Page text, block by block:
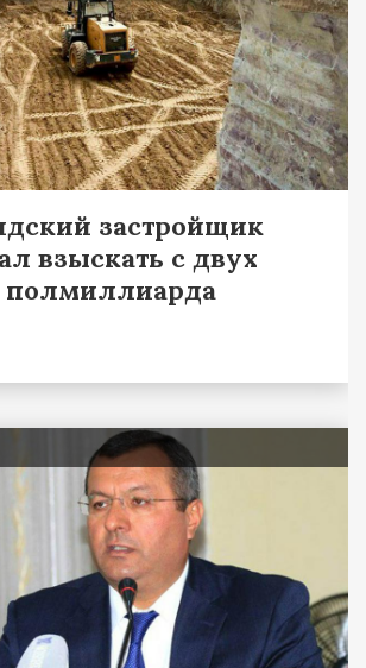
застройщик
взыскать с двух
полмиллиарда